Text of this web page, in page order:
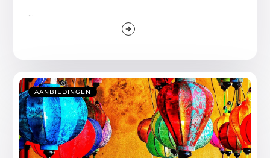
...
AANBIEDINGEN